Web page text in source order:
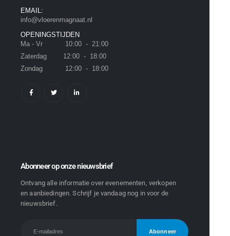
EMAIL:
info@vloerenmagnaat.nl
OPENINGSTIJDEN
Ma - Vr 10:00 - 21:00
Zaterdag 12:00 - 18:00
Zondag 12:00 - 18:00
Abonneer op onze nieuwsbrief
Ontvang alle informatie over evenementen, verkopen
en aanbiedingen. Schrijf je vandaag nog in voor de
nieuwsbrief.